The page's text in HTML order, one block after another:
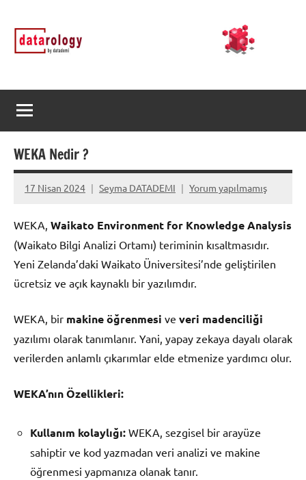
geçDATArology
by
rology
WEKA Nedir ?
17 Nisan 2024 Seyma DATADEMI Yorum yapılmamış
WEKA, Waikato Environment for Knowledge Analysis
(Waikato Bilgi Analizi Ortamı) teriminin kısaltmasıdır.
Yeni Zelanda’daki Waikato Üniversitesi’nde geliştirilen
ücretsiz ve açık kaynaklı bir yazılımdır.
WEKA, bir makine öğrenmesi ve veri madenciliği
yazılımı olarak tanımlanır. Yani, yapay zekaya dayalı olarak
verilerden anlamlı çıkarımlar elde etmenize yardımcı olur.
WEKA’nın Özellikleri:
Kullanım kolaylığı: WEKA, sezgisel bir arayüze
sahiptir ve kod yazmadan veri analizi ve makine
öğrenmesi yapmanıza olanak tanır.